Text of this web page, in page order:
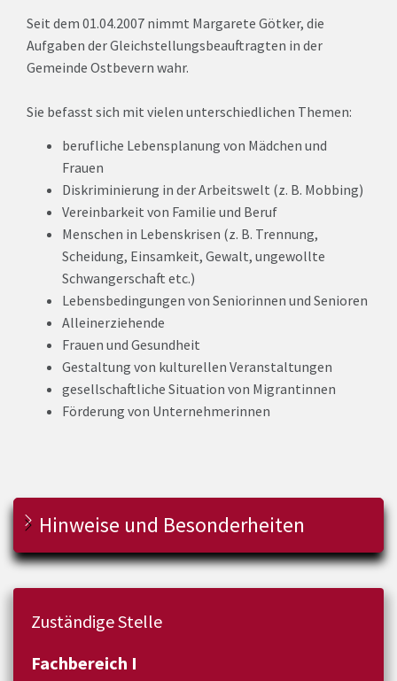
Seit dem 01.04.2007 nimmt Margarete Götker, die
Aufgaben der Gleichstellungsbeauftragten in der
Gemeinde Ostbevern wahr.
Sie befasst sich mit vielen unterschiedlichen Themen:
berufliche Lebensplanung von Mädchen und
Frauen
Diskriminierung in der Arbeitswelt (z. B. Mobbing)
Vereinbarkeit von Familie und Beruf
Menschen in Lebenskrisen (z. B. Trennung,
Scheidung, Einsamkeit, Gewalt, ungewollte
Schwangerschaft etc.)
Lebensbedingungen von Seniorinnen und Senioren
Alleinerziehende
Frauen und Gesundheit
Gestaltung von kulturellen Veranstaltungen
gesellschaftliche Situation von Migrantinnen
Förderung von Unternehmerinnen
Hinweise und Besonderheiten
Zuständige Stelle
Fachbereich I